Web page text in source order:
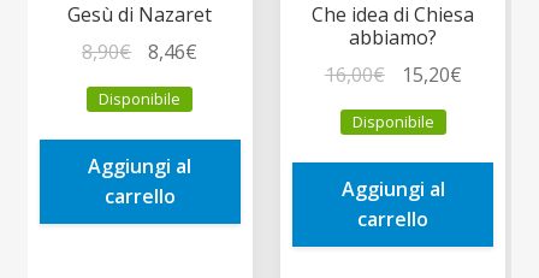
Gesù di Nazaret
8,90€
prezzo
originale
era:
8,90€.
8,46€
è:
Disponibile
Aggiungi al
carrello
Che idea di Chiesa
abbiamo?
16,00€
prezzo
originale
era:
16,00€.
15,20€Il
è:
Disponibile
Aggiungi al
carrello